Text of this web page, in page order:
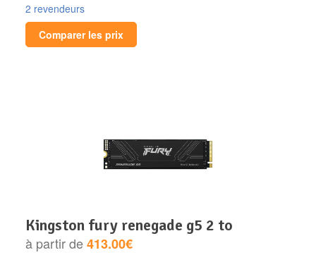
2 revendeurs
Comparer les prix
kingston fury renegade g5 2 to
à partir de413.00€